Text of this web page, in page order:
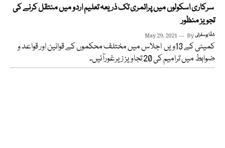
سرکاری اسکولوں میں پرائمری تک ذریعہ تعلیم اردو میں منتقل کرنے کی
تجویز منظور
May 29, 2021 Byشفّا یوسفزئی
کمیٹی کے 13ویں اجلاس میں مختلف محکموں کے قوانین اور قواعد و
ضوابط میں ترامیم کی 20 تجاویز زیرغورآئیں۔